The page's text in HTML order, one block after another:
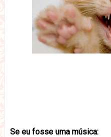
Se eu fosse uma música: